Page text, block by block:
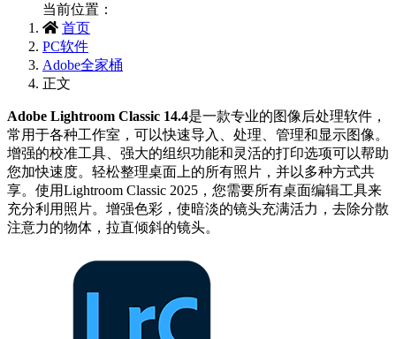
当前位置：
首页
PC软件
Adobe全家桶
正文
Adobe Lightroom Classic 14.4是一款专业的图像后处理软件，
常用于各种工作室，可以快速导入、处理、管理和显示图像。
增强的校准工具、强大的组织功能和灵活的打印选项可以帮助
您加快速度。轻松整理桌面上的所有照片，并以多种方式共
享。使用Lightroom Classic 2025，您需要所有桌面编辑工具来
充分利用照片。增强色彩，使暗淡的镜头充满活力，去除分散
注意力的物体，拉直倾斜的镜头。